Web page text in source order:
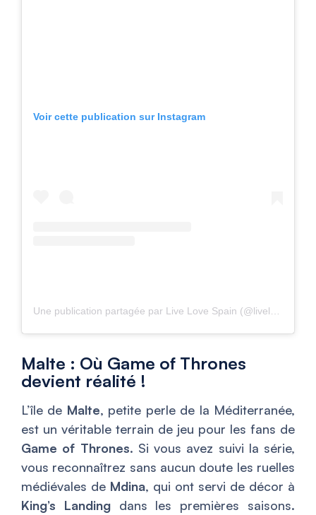
Voir cette publication sur Instagram
Malte : Où Game of Thrones
devient réalité !
L’île de Malte, petite perle de la Méditerranée,
est un véritable terrain de jeu pour les fans de
Game of Thrones. Si vous avez suivi la série,
vous reconnaîtrez sans aucun doute les ruelles
médiévales de Mdina, qui ont servi de décor à
King’s Landingdans les premières saisons.